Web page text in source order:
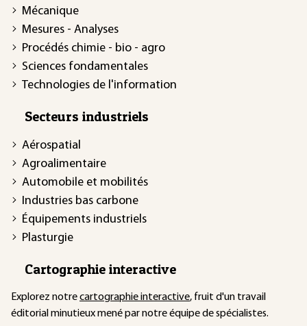
Mécanique
Mesures - Analyses
Procédés chimie - bio - agro
Sciences fondamentales
Technologies de l'information
Secteurs industriels
Aérospatial
Agroalimentaire
Automobile et mobilités
Industries bas carbone
Équipements industriels
Plasturgie
Cartographie interactive
Explorez notrecartographie interactive, fruit d'un travail
éditorial minutieux mené par notre équipe de spécialistes.